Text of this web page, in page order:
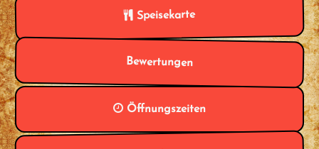
Speisekarte
Bewertungen
Öffnungszeiten